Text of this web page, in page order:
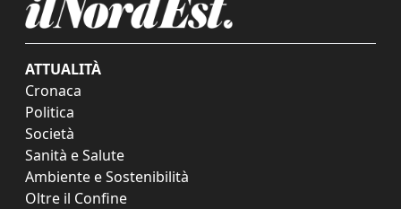
ATTUALITÀ
Cronaca
Politica
Società
Sanità e Salute
Ambiente e Sostenibilità
Oltre il Confine